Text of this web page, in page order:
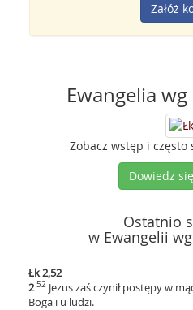
Załóż
Ewangelia
Zobacz wstęp i
Dowiedz
Ostatnio
w Ewangelii
Łk 2,52
2 52 Jezus zaś czynił postępy w
Boga i u ludzi.